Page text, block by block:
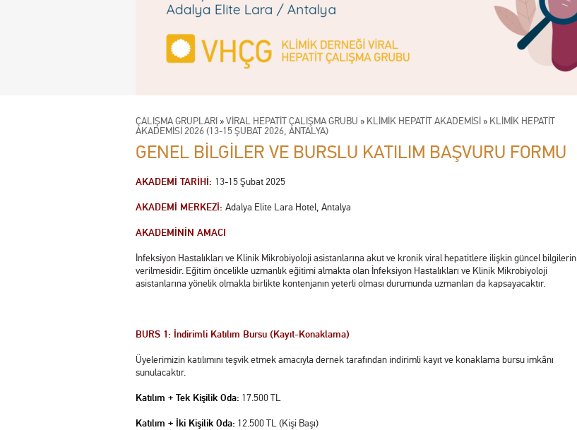
ÇALIŞMA GRUPLARI »VİRAL HEPATİT ÇALIŞMA GRUBU » KLİMİK HEPATİT AKADEMİSİ » KLİMİK HEPATİT
AKADEMİSİ 2026 (13-15 ŞUBAT 2026, ANTALYA)
GENEL BİLGİLER VE BURSLU KATILIM BAŞVURU FORMU
AKADEMİ TARİHİ: 13-15 Şubat 2025
AKADEMİ MERKEZİ: Adalya Elite Lara Hotel, Antalya
AKADEMİNİN AMACI
İnfeksiyon Hastalıkları ve Klinik Mikrobiyoloji asistanlarına akut ve kronik viral hepatitlere ilişkin güncel bilgilerin
verilmesidir. Eğitim öncelikle uzmanlık eğitimi almakta olan İnfeksiyon Hastalıkları ve Klinik Mikrobiyoloji
asistanlarına yönelik olmakla birlikte kontenjanın yeterli olması durumunda uzmanları da kapsayacaktır.
BURS 1: İndirimli Katılım Bursu (Kayıt-Konaklama)
Üyelerimizin katılımını teşvik etmek amacıyla dernek tarafından indirimli kayıt ve konaklama bursu imkânı
sunulacaktır.
Katılım + Tek Kişilik Oda: 17.500 TL
Katılım + İki Kişilik Oda: 12.500 TL (Kişi Başı)